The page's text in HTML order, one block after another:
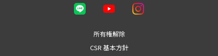
所有権解除
CSR 基本方針